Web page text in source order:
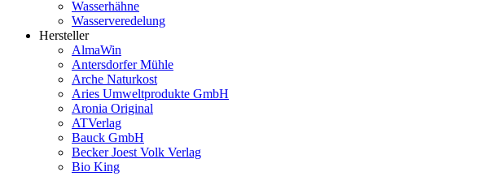
Wasserhähne
Wasserveredelung
Hersteller
AlmaWin
Antersdorfer Mühle
Arche Naturkost
Aries Umweltprodukte GmbH
Aronia Original
ATVerlag
Bauck GmbH
Becker Joest Volk Verlag
Bio King